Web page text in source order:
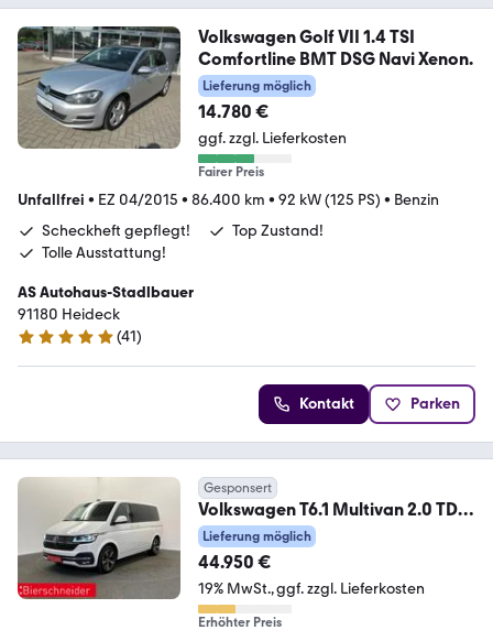
Volkswagen Golf VII 1.4 TSI
Comfortline BMT DSG Navi Xenon.
Lieferung möglich
14.780 €
ggf. zzgl. Lieferkosten
Fairer Preis
Unfallfrei • EZ 04/2015 • 86.400 km • 92 kW (125 PS) • Benzin
Scheckheft gepflegt!
Top Zustand!
Tolle Ausstattung!
AS Autohaus-Stadlbauer
91180 Heideck
5 Sterne
(41)
Kontakt Parken
Gesponsert
Volkswagen T6.1 Multivan 2.0 TDI
DSG 4Mo Generation Six AHK
Lieferung möglich
44.950 €
19% MwSt. ggf. zzgl. Lieferkosten
Erhöhter Preis